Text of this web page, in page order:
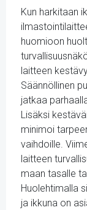
Kun harkitaan
huomioon
laitteen
Säännöllinen
jatkaa
Lisäksi
minimoi
vaihdoille.
laitteen
maan tasalle
Huolehtimalla
ja ikkuna on